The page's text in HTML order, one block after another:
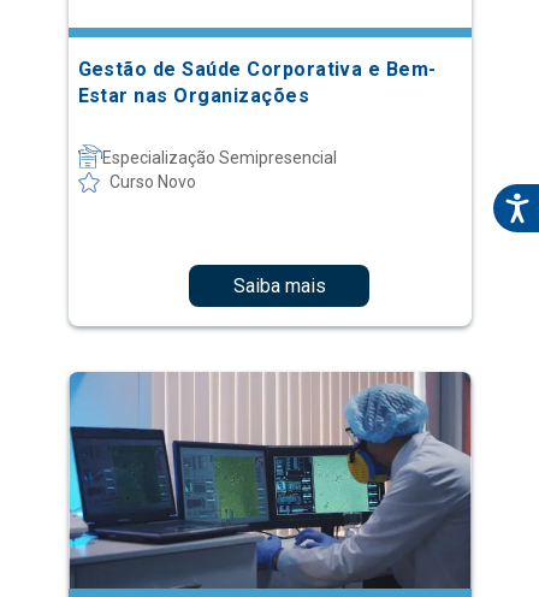
Gestão de Saúde Corporativa e Bem-
Estar nas Organizações
Especialização Semipresencial
Curso Novo
Saiba mais